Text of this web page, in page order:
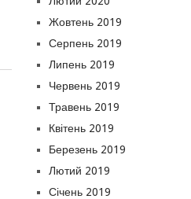
Жовтень 2019
Серпень 2019
Липень 2019
Червень 2019
Травень 2019
Квітень 2019
Березень 2019
Лютий 2019
Січень 2019